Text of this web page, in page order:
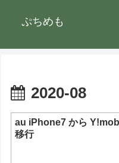
ぷちめも
2020-08
au iPhone7 から
移行